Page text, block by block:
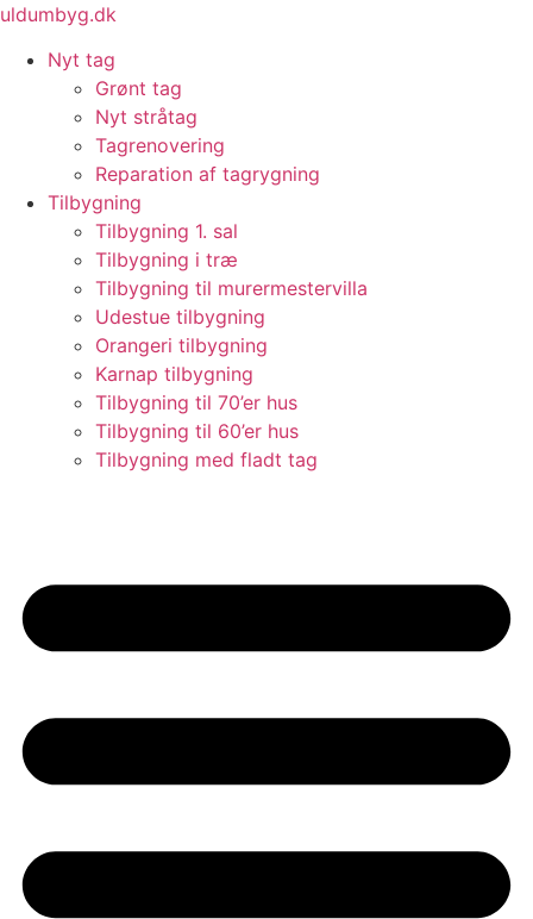
Videre
indhold
uldumbyg.dk
Nyt tag
Grønt tag
Nyt stråtag
Tagrenovering
Reparation af tagrygning
Tilbygning
Tilbygning 1. sal
Tilbygning i træ
Tilbygning til murermestervilla
Udestue tilbygning
Orangeri tilbygning
Karnap tilbygning
Tilbygning til 70’er hus
Tilbygning til 60’er hus
Tilbygning med fladt tag